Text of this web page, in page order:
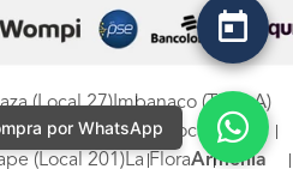
por WhatsApp
SA
(Local 27)Imbanaco (Torre A)
89) CC Mallplaza (Local 123)
(Local 201)La FloraArmenia